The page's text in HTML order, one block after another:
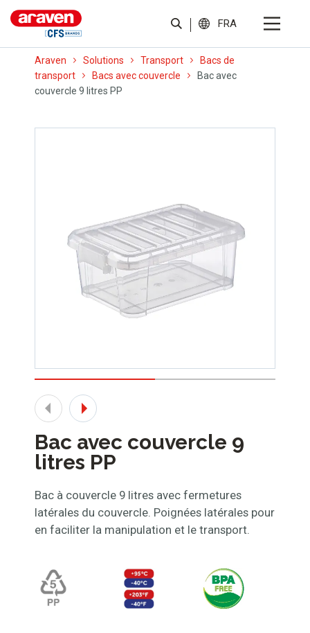
FRA
Araven Solutions Transport
Bacs de
transport
Bacs avec couvercle
Bac avec
couvercle 9 litres PP
Bac avec couvercle 9
litres PP
Bac à couvercle 9 litres avec fermetures
latérales du couvercle. Poignées latérales pour
en faciliter la manipulation et le transport.